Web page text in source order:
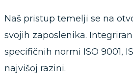
Naš pristup temelji se na
svojih zaposlenika.
specifičnih normi ISO 9001,
najvišoj razini.